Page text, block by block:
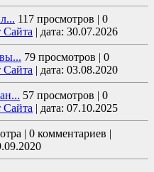
117 просмотров | 0
Сайта | дата: 30.07.2026
79 просмотров | 0
Сайта | дата: 03.08.2020
57 просмотров | 0
Сайта | дата: 07.10.2025
| 0 комментариев |